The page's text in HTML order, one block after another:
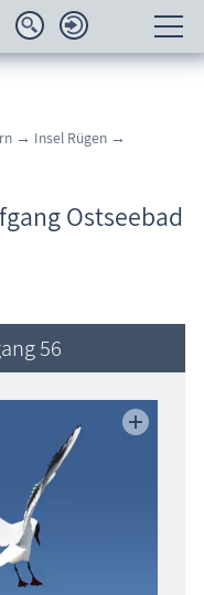
→ Insel Rügen →
Ostseebad
56